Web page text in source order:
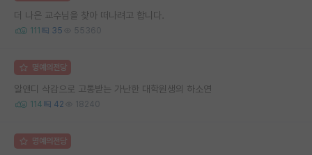
더 나은 교수님을 찾아 떠나려고 합니다.
111 35 55360
명예의전당
알앤디 삭감으로 고통받는 가난한 대학원생의 하소연
114 42 18240
명예의전당